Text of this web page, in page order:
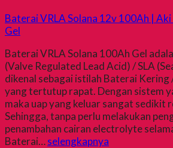
Baterai VRLA Solana 12v 100Ah | Aki
Gel
Baterai VRLA Solana 100Ah Gel
(Valve Regulated Lead Acid) / SLA
dikenal sebagai istilah Baterai
yang tertutup rapat. Dengan sistem
maka uap yang keluar sangat sedikit
Sehingga, tanpa perlu melakukan
penambahan cairan electrolyte
Baterai…selengkapnya